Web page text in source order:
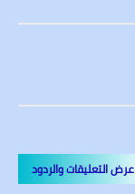
عرض التعليقات والردود